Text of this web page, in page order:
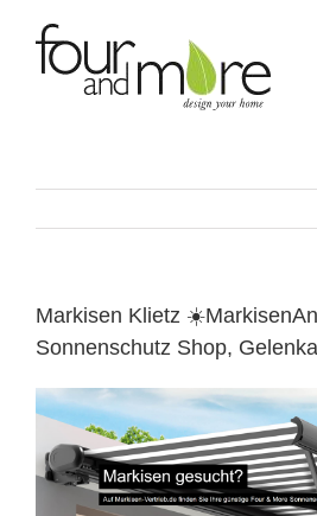
content
Markisen Klietz
Sonnenschutz Shop,